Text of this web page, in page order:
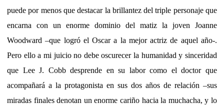
puede por menos que destacar la brillantez del triple personaje que
encarna con un enorme dominio del matiz la joven Joanne
Woodward –que logró el Oscar a la mejor actriz de aquel año-.
Pero ello a mi juicio no debe oscurecer la humanidad y sinceridad
que Lee J. Cobb desprende en su labor como el doctor que
acompañará a la protagonista en sus dos años de relación –sus
miradas finales denotan un enorme cariño hacia la muchacha, y lo